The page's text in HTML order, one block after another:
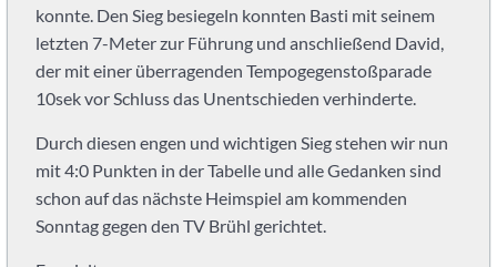
konnte. Den Sieg besiegeln konnten Basti mit seinem
letzten 7-Meter zur Führung und anschließend David,
der mit einer überragenden Tempogegenstoßparade
10sek vor Schluss das Unentschieden verhinderte.
Durch diesen engen und wichtigen Sieg stehen wir nun
mit 4:0 Punkten in der Tabelle und alle Gedanken sind
schon auf das nächste Heimspiel am kommenden
Sonntag gegen den TV Brühl gerichtet.